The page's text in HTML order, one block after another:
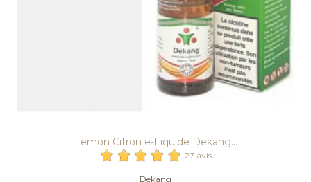
Lemon Citron e-Liquide Dekang...
27 avis
Dekang